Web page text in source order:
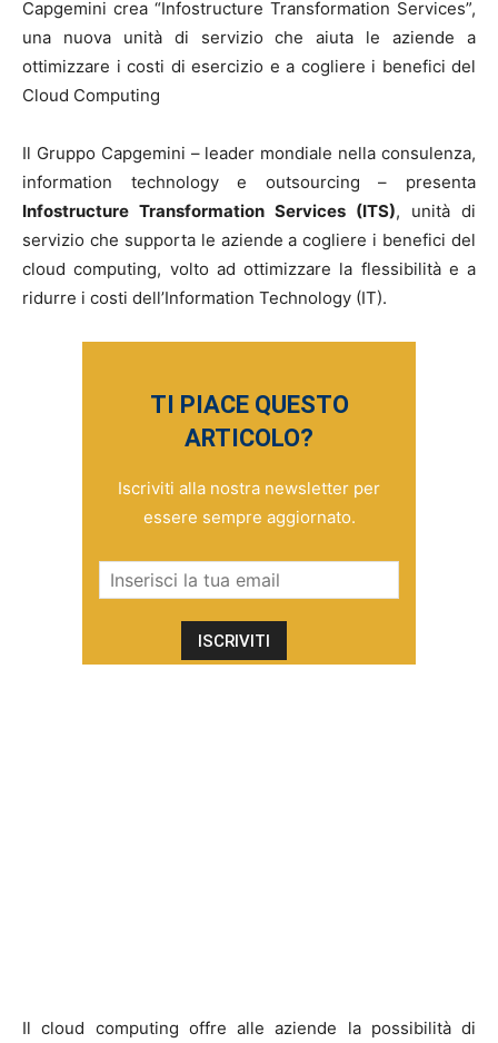
Capgemini crea “Infostructure Transformation Services”,
una nuova unità di servizio che aiuta le aziende a
ottimizzare i costi di esercizio e a cogliere i benefici del
Cloud Computing
Il Gruppo Capgemini – leader mondiale nella consulenza,
information technology e outsourcing – presenta
Infostructure Transformation Services (ITS), unità di
servizio che supporta le aziende a cogliere i benefici del
cloud computing, volto ad ottimizzare la flessibilità e a
ridurre i costi dell’Information Technology (IT).
TI PIACE QUESTO
ARTICOLO?
Iscriviti alla nostra newsletter per
essere sempre aggiornato.
Il cloud computing offre alle aziende la possibilità di